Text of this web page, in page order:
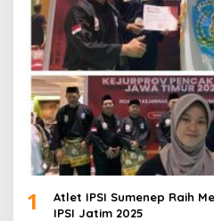
1
Atlet IPSI Sumenep Raih
IPSI Jatim 2025